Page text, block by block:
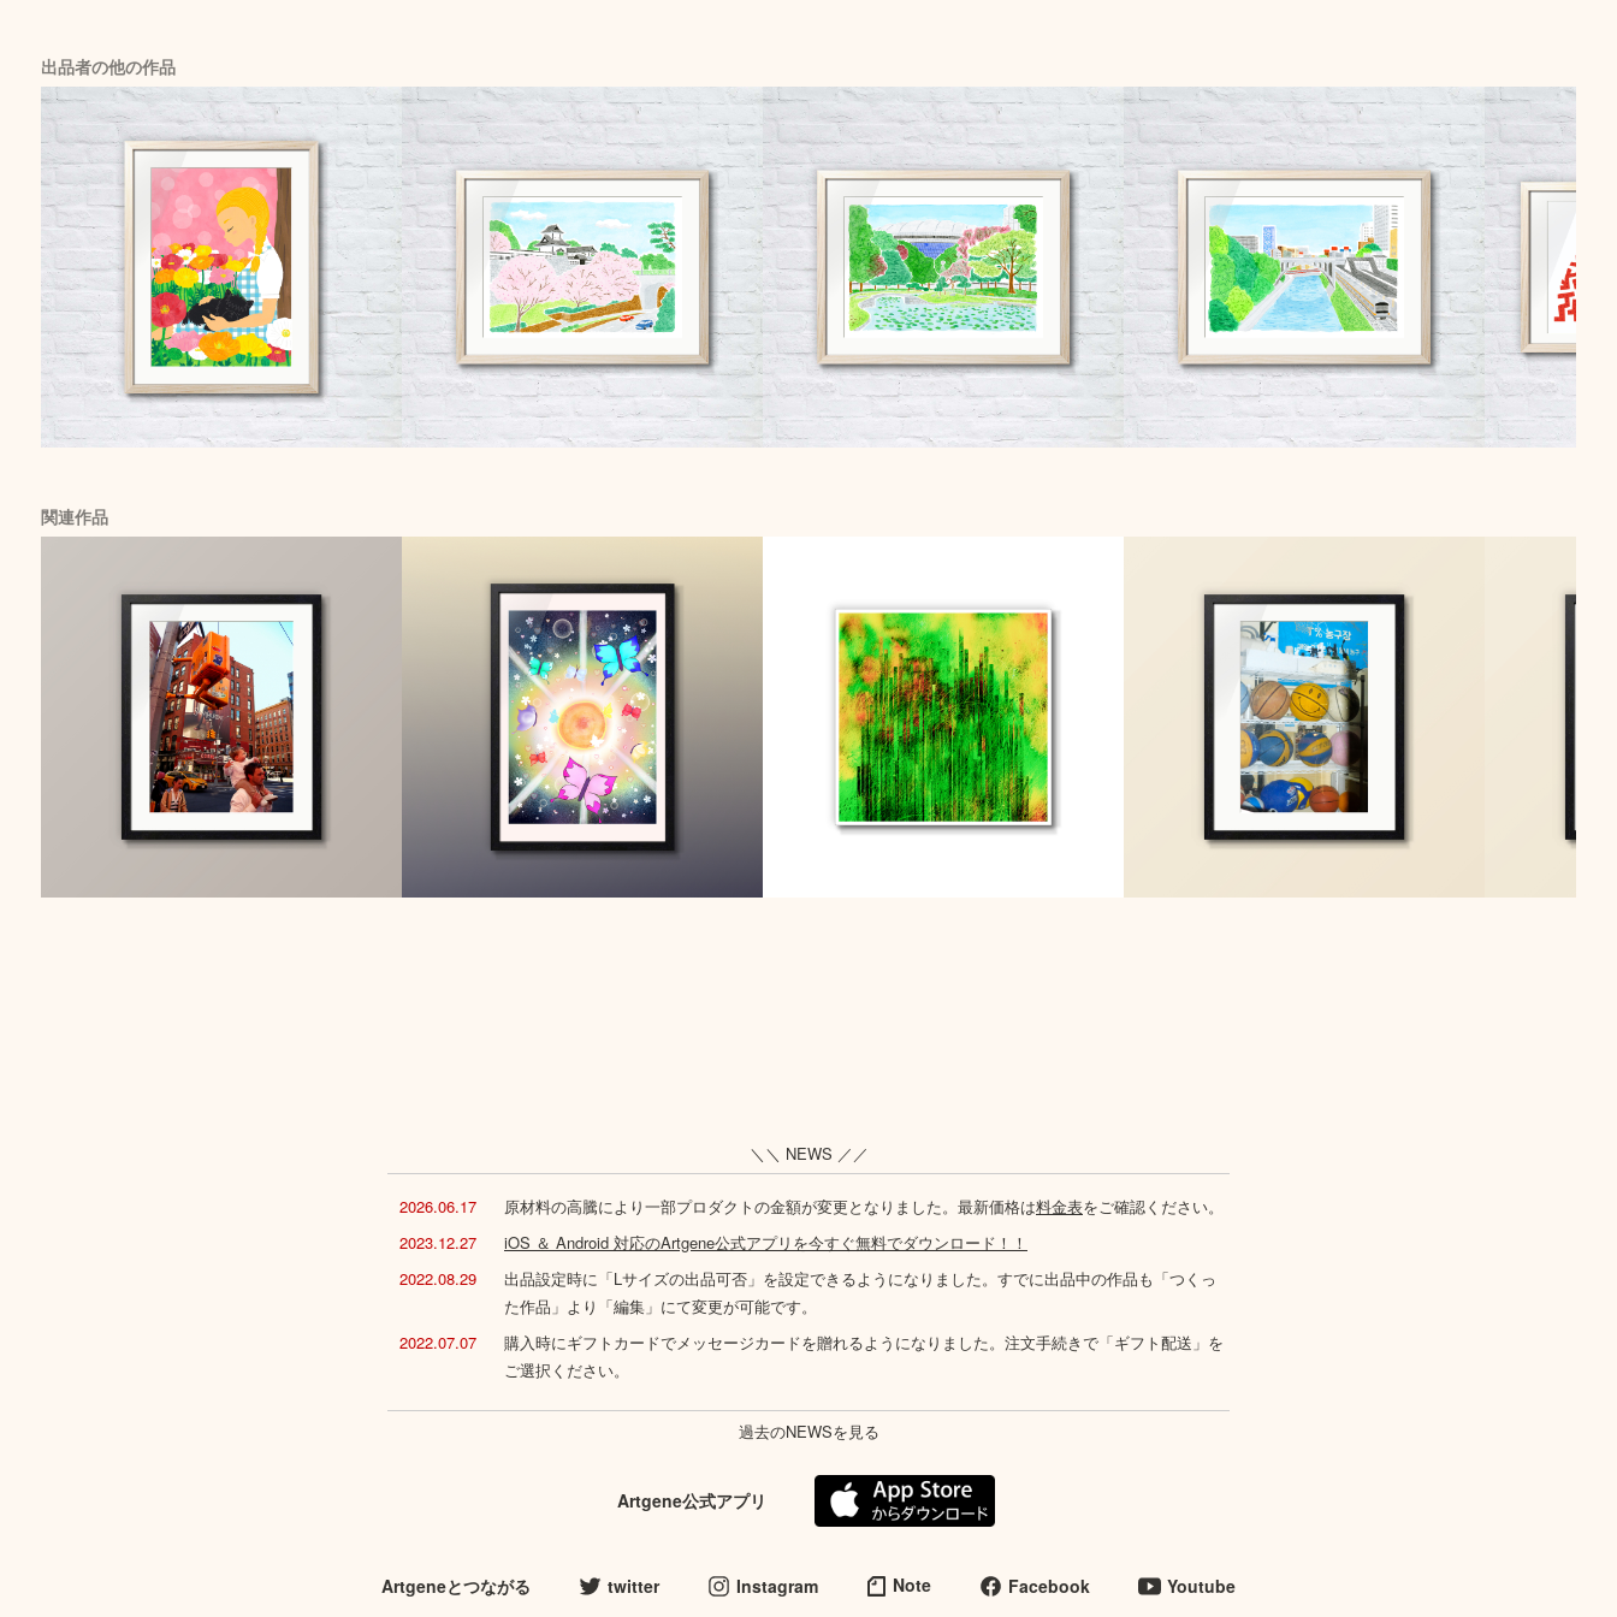
出品者の他の作品
関連作品
＼＼ NEWS ／／
2026.06.17 原材料の高騰により一部プロダクトの金額が変更となりました。最新価格は料金表をご確認ください。
2023.12.27
iOS ＆ Android 対応のArtgene公式アプリを今すぐ無料でダウンロード！！
2022.08.29
出品設定時に「Lサイズの出品可否」を設定できるようになりました。すでに出品中の作品も「つくっ
た作品」より「編集」にて変更が可能です。
2022.07.07
購入時にギフトカードでメッセージカードを贈れるようになりました。注文手続きで「ギフト配送」を
ご選択ください。
過去のNEWSを見る
Artgene公式アプリ
Artgeneとつながる twitter Instagram Note Facebook Youtube